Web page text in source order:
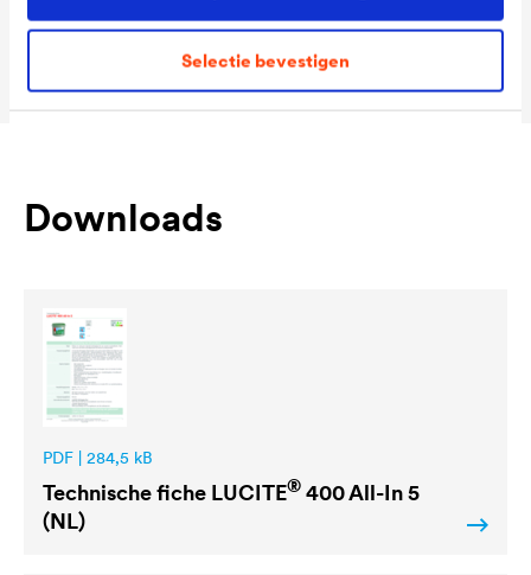
Selectie bevestigen
Packaging Sizes
1,0 L / 5 L / 12 L
Downloads
PDF | 284,5 kB
Technische fiche LUCITE® 400 All-In 5
(NL)